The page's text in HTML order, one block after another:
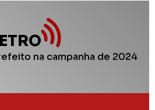
na campanha de 2024